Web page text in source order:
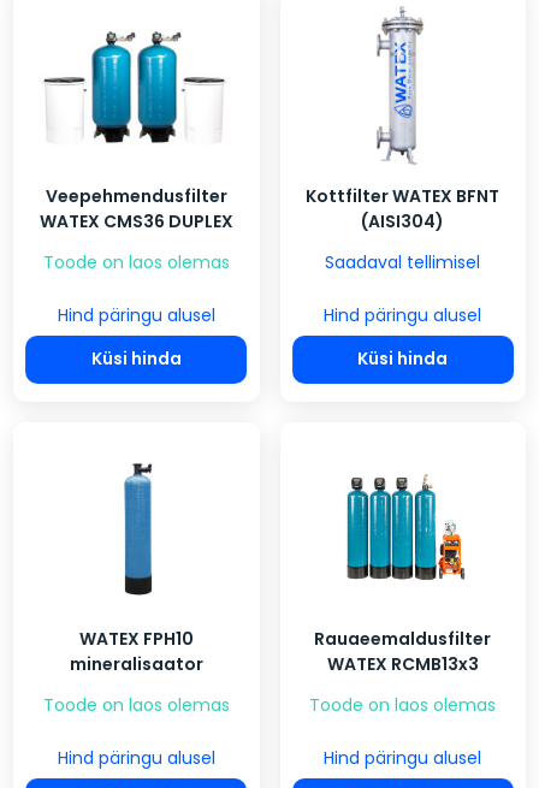
Veepehmendusfilter
WATEX CMS36 DUPLEX
Toode on laos olemas
Hind päringu alusel
Küsi hinda
Kottfilter WATEX BFNT
(AISI304)
Saadaval tellimisel
Hind päringu alusel
Küsi hinda
WATEX FPH10
mineralisaator
Toode on laos olemas
Hind päringu alusel
Rauaeemaldusfilter
WATEX RCMB13x3
Toode on laos olemas
Hind päringu alusel